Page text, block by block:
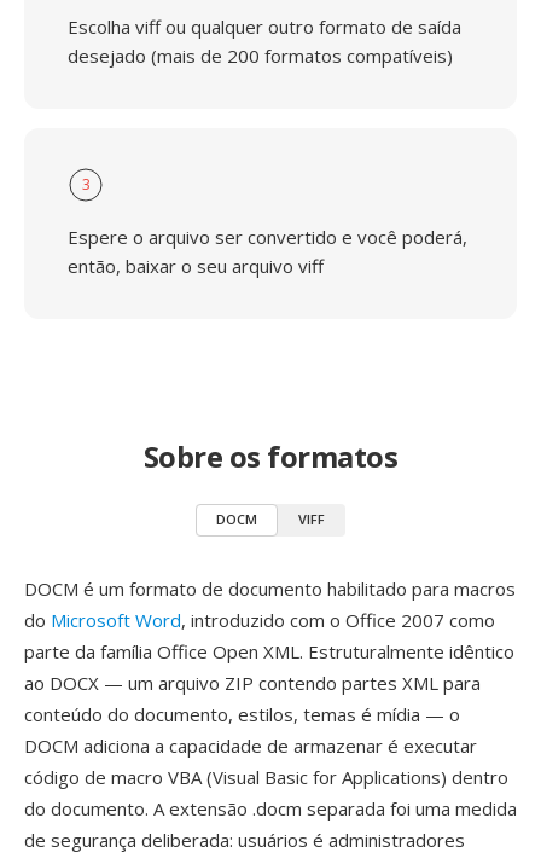
Escolha viff ou qualquer outro formato de saída
desejado (mais de 200 formatos compatíveis)
3
Espere o arquivo ser convertido e você poderá,
então, baixar o seu arquivo viff
Sobre os formatos
DOCM VIFF
DOCM é um formato de documento habilitado para macros
do Microsoft Word, introduzido com o Office 2007 como
parte da família Office Open XML. Estruturalmente idêntico
ao DOCX — um arquivo ZIP contendo partes XML para
conteúdo do documento, estilos, temas é mídia — o
DOCM adiciona a capacidade de armazenar é executar
código de macro VBA (Visual Basic for Applications) dentro
do documento. A extensão .docm separada foi uma medida
de segurança deliberada: usuários é administradores